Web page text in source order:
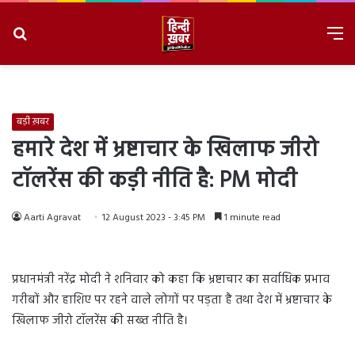
बड़ी ख़बर
हमारे देश में भ्रष्टाचार के खिलाफ जीरो
टॉलरेंस की कड़ी नीति है: PM मोदी
Aarti Agravat 12 August 2023 - 3:45 PM 1 minute read
प्रधानमंत्री नरेंद्र मोदी ने शनिवार को कहा कि भ्रष्टाचार का सर्वाधिक प्रभाव
गरीबों और हाशिए पर रहने वाले लोगों पर पड़ता है तथा देश में भ्रष्टाचार के
खिलाफ जीरो टॉलरेंस की सख्त नीति है।